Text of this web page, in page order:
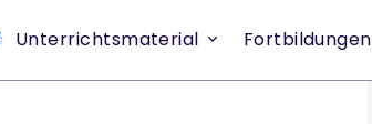
Unterrichtsmaterial Fortbildungen